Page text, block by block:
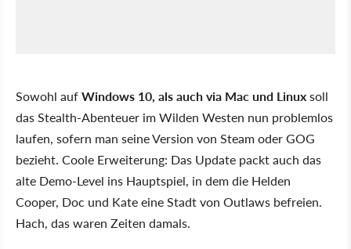
Sowohl aufWindows 10, als auch via Mac und Linuxsoll
das Stealth-Abenteuer im Wilden Westen nun problemlos
laufen, sofern man seine Version von Steam oder GOG
bezieht. Coole Erweiterung: Das Update packt auch das
alte Demo-Level ins Hauptspiel, in dem die Helden
Cooper, Doc und Kate eine Stadt von Outlaws befreien.
Hach, das waren Zeiten damals.